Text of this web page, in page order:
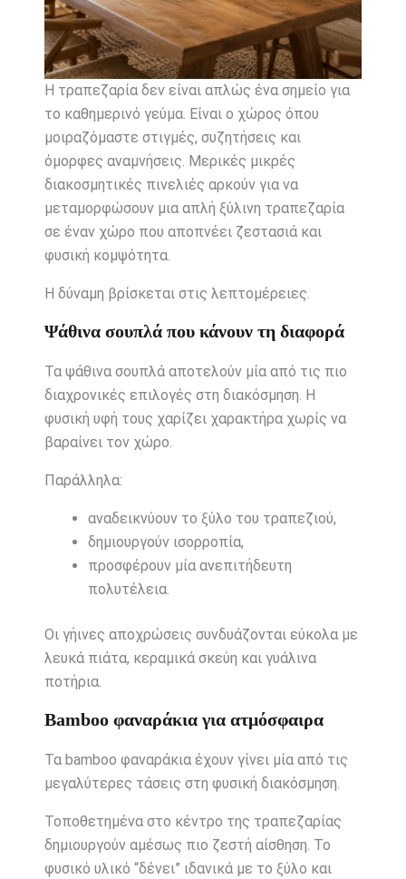
Η τραπεζαρία δεν είναι απλώς ένα σημείο για
το καθημερινό γεύμα. Είναι ο χώρος όπου
μοιραζόμαστε στιγμές, συζητήσεις και
όμορφες αναμνήσεις. Μερικές μικρές
διακοσμητικές πινελιές αρκούν για να
μεταμορφώσουν μια απλή ξύλινη τραπεζαρία
σε έναν χώρο που αποπνέει ζεστασιά και
φυσική κομψότητα.
Η δύναμη βρίσκεται στις λεπτομέρειες.
Ψάθινα σουπλά που κάνουν τη διαφορά
Τα ψάθινα σουπλά αποτελούν μία από τις πιο
διαχρονικές επιλογές στη διακόσμηση. Η
φυσική υφή τους χαρίζει χαρακτήρα χωρίς να
βαραίνει τον χώρο.
Παράλληλα:
αναδεικνύουν το ξύλο του τραπεζιού,
δημιουργούν ισορροπία,
προσφέρουν μία ανεπιτήδευτη
πολυτέλεια.
Οι γήινες αποχρώσεις συνδυάζονται εύκολα με
λευκά πιάτα, κεραμικά σκεύη και γυάλινα
ποτήρια.
Bamboo φαναράκια για ατμόσφαιρα
Τα bamboo φαναράκια έχουν γίνει μία από τις
μεγαλύτερες τάσεις στη φυσική διακόσμηση.
Τοποθετημένα στο κέντρο της τραπεζαρίας
δημιουργούν αμέσως πιο ζεστή αίσθηση. Το
φυσικό υλικό “δένει” ιδανικά με το ξύλο και